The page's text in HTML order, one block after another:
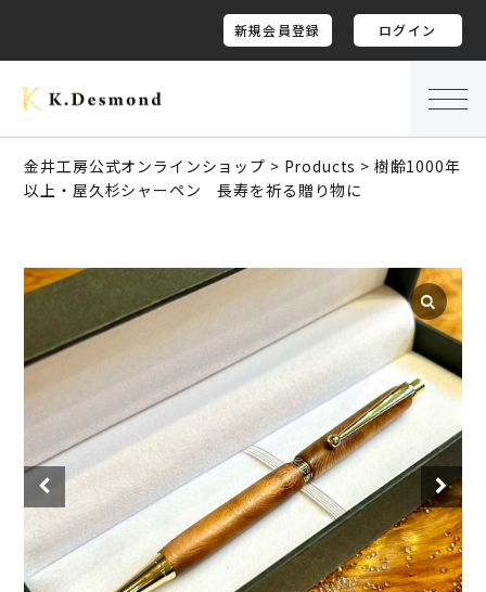
新規会員登録 ログイン
金井工房公式オンラインショップ > Products > 樹齢1000年
以上・屋久杉シャーペン 長寿を祈る贈り物に